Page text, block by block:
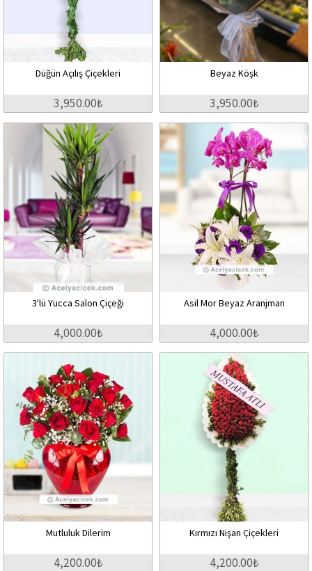
Düğün Açılış Çiçekleri
3,950.00₺
Beyaz Köşk
3,950.00₺
3'lü Yucca Salon Çiçeği
4,000.00₺
Asil Mor Beyaz Aranjman
4,000.00₺
Mutluluk Dilerim
4,200.00₺
Kırmızı Nişan Çiçekleri
4,200.00₺